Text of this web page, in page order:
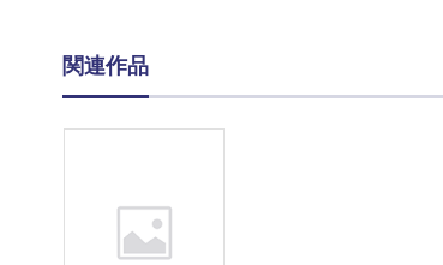
関連作品